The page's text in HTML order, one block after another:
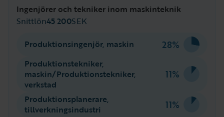
Ingenjörer och tekniker inom maskinteknik
Snittlön45 200SEK
Produktionsingenjör, maskin
28%
Produktionstekniker,
maskin/Produktionstekniker,
verkstad
11%
Produktionsplanerare,
tillverkningsindustri
11%